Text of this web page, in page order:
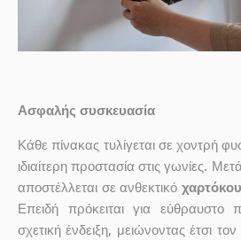
Ασφαλής συσκευασία
Κάθε πίνακας τυλίγεται σε χοντρή
ιδιαίτερη προστασία στις γωνίες.
αποστέλλεται σε ανθεκτικό
Επειδή πρόκειται για εύθραυστο
σχετική ένδειξη, μειώνοντας έτσι